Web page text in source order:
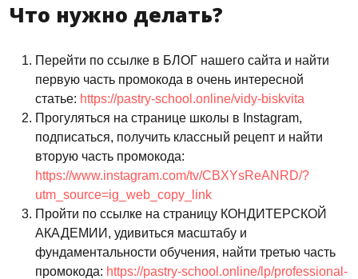
Что нужно делать?
Перейти по ссылке в БЛОГ нашего сайта и найти
первую часть промокода в очень интересной
статье: https://pastry-school.online/vidy-biskvita
Прогуляться на странице школы в nstagram,
подписаться, получить классный рецепт и найти
вторую часть промокода:
https://www.instagram.com/tv/CBXYsReANRD/?
utm_source=ig_web_copy_link
Пройти по ссылке на страницу КОНДИТЕРСКОЙ
АКАДЕМИИ, удивиться масштабу и
фундаментальности обучения, найти третью часть
промокода: https://pastry-school.online/lp/professional-